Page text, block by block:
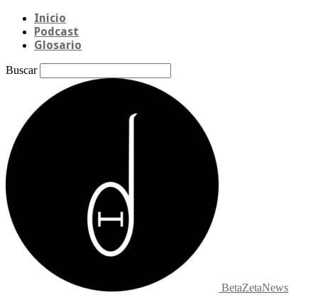
Inicio
Podcast
Glosario
Buscar
BetaZetaNews